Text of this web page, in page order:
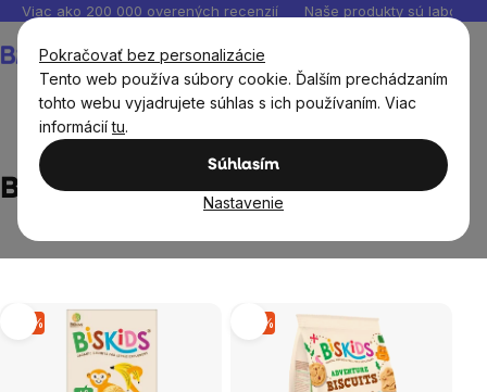
Pokračovať bez personalizácie
Tento web používa súbory cookie. Ďalším prechádzaním
tohto webu vyjadrujete súhlas s ich používaním. Viac
informáciítu.
Súhlasím
Nastavenie
Prejsť
obsah
Viac ako 200 000 overených recenzií Naše produkty sú
košík
BISkids
BISkids
Výpis
produktov
–9 % –9 %